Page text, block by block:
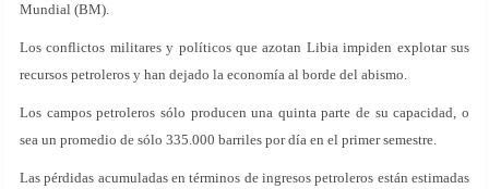
Mundial (BM).
Los conflictos militares y políticos que azotan Libia impiden explotar sus
recursos petroleros y han dejado la economía al borde del abismo.
Los campos petroleros sólo producen una quinta parte de su capacidad, o
sea un promedio de sólo 335.000 barriles por día en el primer semestre.
Las pérdidas acumuladas en términos de ingresos petroleros están estimadas